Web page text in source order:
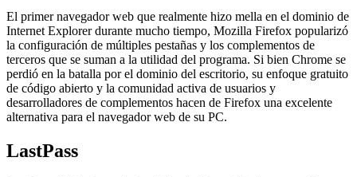
El primer navegador web que realmente hizo mella en el dominio de
Internet Explorer durante mucho tiempo, Mozilla Firefox popularizó
la configuración de múltiples pestañas y los complementos de
terceros que se suman a la utilidad del programa. Si bien Chrome se
perdió en la batalla por el dominio del escritorio, su enfoque gratuito
de código abierto y la comunidad activa de usuarios y
desarrolladores de complementos hacen de Firefox una excelente
alternativa para el navegador web de su PC.
LastPass